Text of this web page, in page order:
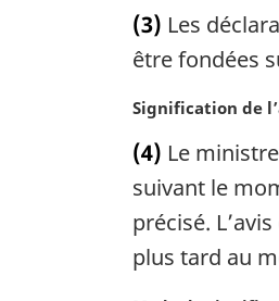
l
e
:
t
e
a
g
i
a
l
(3) Les
être fondées
N
t
e
a
r
Signification de
(4) Le
suivant le
précisé.
plus tard au